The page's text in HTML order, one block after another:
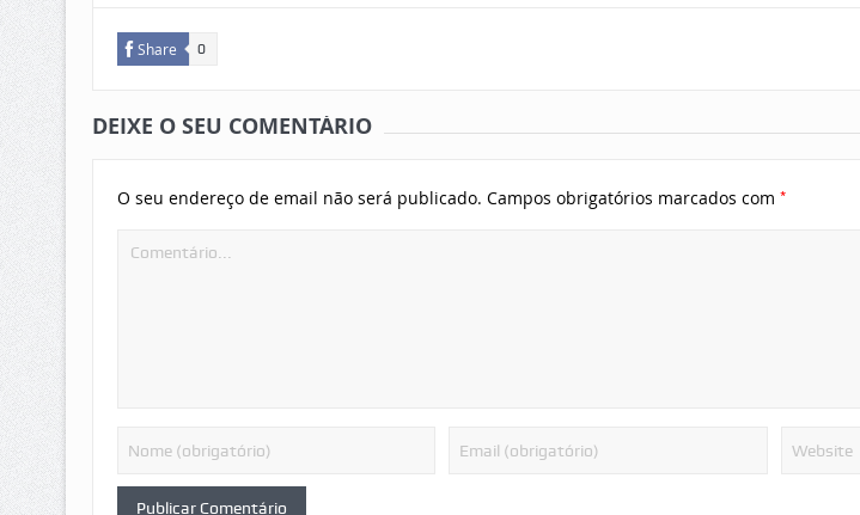
Share 0
DEIXE O SEU COMENTÁRIO
O seu endereço de email não será publicado. Campos obrigatórios marcados com *